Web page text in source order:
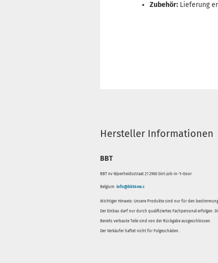
Zubehör: Lieferung
Hersteller Informationen
BBT
BBT nv Nijverheidsstraat 21 2960 Sint-job-in-'t-Goor
Belgium info@bbt4vw.c
Wichtiger Hinweis: Unsere Produkte sind nur für den
Der Einbau darf nur durch qualifiziertes Fachpersonal erfolgen.
Bereits verbaute Teile sind von der Rückgabe ausgeschlossen.
Der Verkäufer haftet nicht für Folgeschäden.